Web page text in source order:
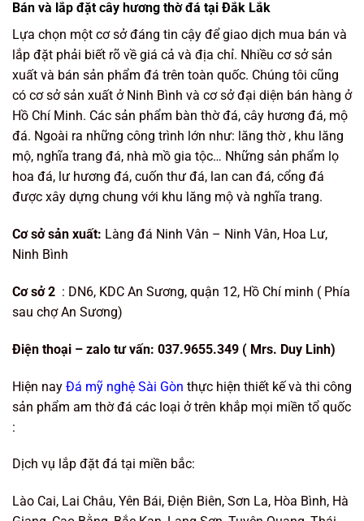
Bán và lắp đặt cây hương thờ đá tại Đắk Lắk
Lựa chọn một cơ sở đáng tin cậy để giao dịch mua bán và
lắp đặt phải biết rõ về giá cả và địa chỉ. Nhiều cơ sở sản
xuất và bán sản phẩm đá trên toàn quốc. Chúng tôi cũng
có cơ sở sản xuất ở Ninh Bình và cơ sở đại diện bán hàng ở
Hồ Chí Minh. Các sản phẩm bàn thờ đá, cây hương đá, mộ
đá. Ngoài ra những công trình lớn như: lăng thờ , khu lăng
mộ, nghĩa trang đá, nhà mồ gia tộc… Những sản phẩm lọ
hoa đá, lư hương đá, cuốn thư đá, lan can đá, cổng đá
được xây dựng chung với khu lăng mộ và nghĩa trang.
Cơ sở sản xuất: Làng đá Ninh Vân – Ninh Vân, Hoa Lư,
Ninh Bình
Cơ sở 2 : DN6, KDC An Sương, quận 12, Hồ Chí minh ( Phía
sau chợ An Sương)
Điện thoại – zalo tư vấn: 037.9655.349 ( Mrs. Duy Linh)
Hiện nay Đá mỹ nghệ Sài Gòn thực hiện thiết kế và thi công
sản phẩm am thờ đá các loại ở trên khắp mọi miền tổ quốc
:
Dịch vụ lắp đặt đá tại miền bắc:
Lào Cai, Lai Châu, Yên Bái, Điện Biên, Sơn La, Hòa Bình, Hà